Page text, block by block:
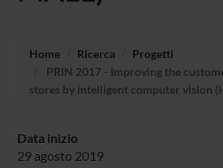
Home Ricerca
Progetti
PRIN 2017 - Improving the
stores by intelligent computer vision
Data inizio
29 agosto 2019